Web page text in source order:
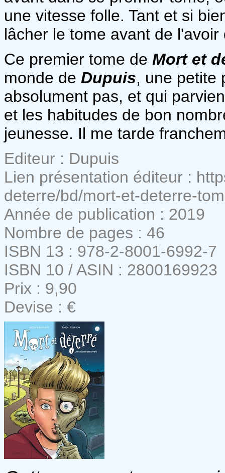
une vitesse folle. Tant et si
lâcher le tome avant de
Ce premier tome de Mort et
monde de Dupuis, une petite
absolument pas, et qui
et les habitudes de bon
jeunesse. Il me tarde
Editeur : Dupuis
Lien présentation éditeur :
deterre/bd/mort-et-deterre-
Année de publication : 2019
Nombre de pages : 46
ISBN 13 : 978-2-8001-6992-7
ISBN 10 / ASIN : 2800169923
Prix : 9,90
Devise : €